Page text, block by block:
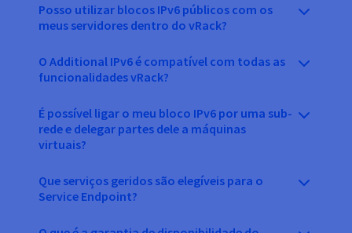
Posso utilizar blocos IPv6 públicos com os
meus servidores dentro do vRack?
O Additional IPv6 é compatível com todas as
funcionalidades vRack?
É possível ligar o meu bloco IPv6 por uma sub-
rede e delegar partes dele a máquinas
virtuais?
Que serviços geridos são elegíveis para o
Service Endpoint?